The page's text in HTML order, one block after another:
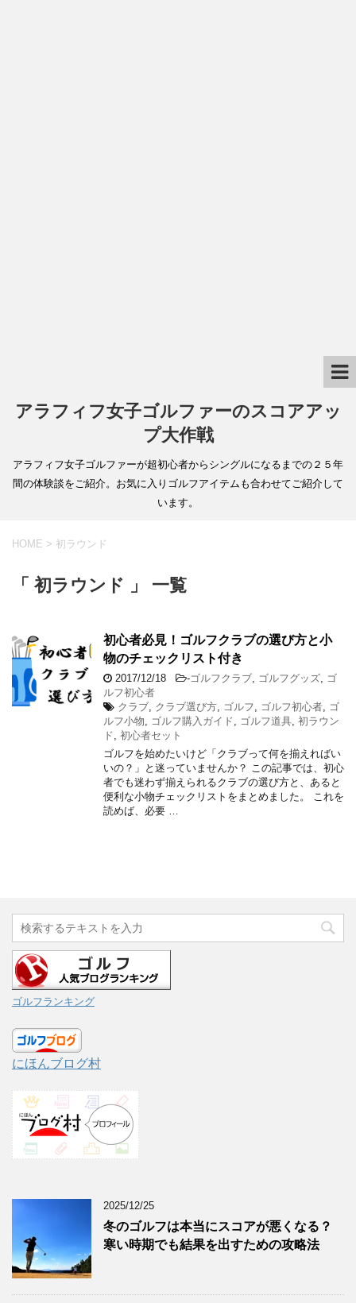
アラフィフ女子ゴルファーのスコアアッ
プ大作戦
アラフィフ女子ゴルファーが超初心者からシングルになるまでの２５年
間の体験談をご紹介。お気に入りゴルフアイテムも合わせてご紹介して
います。
HOME > 初ラウンド
「 初ラウンド 」 一覧
初心者必見！ゴルフクラブの選び方と小
物のチェックリスト付き
2017/12/18 -ゴルフクラブ ゴルフグッズ
ゴ
ルフ初心者
クラブ クラブ選び方 ゴルフ ゴルフ初心者
ゴ
ルフ小物
ゴルフ購入ガイド ゴルフ道具 初ラウン
ド 初心者セット
ゴルフを始めたいけど「クラブって何を揃えればい
いの？」と迷っていませんか？ この記事では、初心
者でも迷わず揃えられるクラブの選び方と、あると
便利な小物チェックリストをまとめました。 これを
読めば、必要 …
ゴルフランキング
にほんブログ村
2025/12/25
冬のゴルフは本当にスコアが悪くなる？
寒い時期でも結果を出すための攻略法